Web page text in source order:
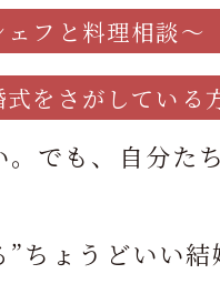
フと料理相談～
をさがしている
。でも、自分た
ちょうどいい